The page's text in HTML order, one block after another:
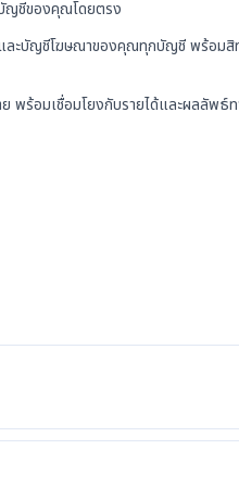
ญชีของคุณโดยตรง
ละบัญชีโฆษณาของคุณทุกบัญชี พร้อมสิท
ย พร้อมเชื่อมโยงกับรายได้และผลลัพธ์